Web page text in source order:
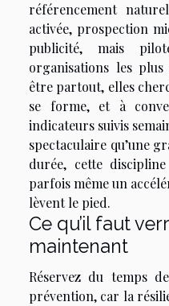
référencement
activée, prospection
publicité, mais
organisations les
être partout, elles
se forme, et à
indicateurs suivis
spectaculaire qu’une
durée, cette
parfois même un
lèvent le pied.
Ce qu’il faut
maintenant
Réservez du temps
prévention, car la